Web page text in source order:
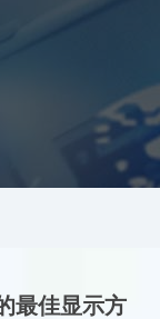
最佳显示方